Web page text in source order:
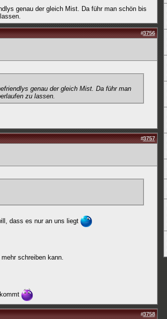
genau der gleich Mist. Da führ man schön bis
#3756
genau der gleich Mist. Da führ man
zu lassen.
#3757
dass es nur an uns liegt
schreiben kann.
#3758